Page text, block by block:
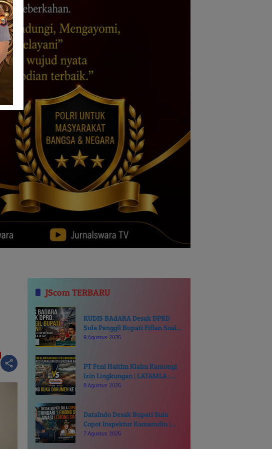
JScom TERBARU
KUDIS BAdARA Desak DPRD
Sula Panggil Bupati Fifian Soal
Pernyataan Alih Wewenang
9 Agustus 2026
PT Feni Haltim Klaim Kantongi
Izin Lingkungan | LATAMLA :
Narasi Pengalihan Isu Kerusakan
8 Agustus 2026
DataIndo Desak Bupati Sula
Copot Inspektur Kamarudin |
Hindari ‘Lemong Suanggi Awasi
7 Agustus 2026